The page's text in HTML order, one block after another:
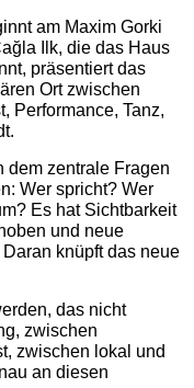
am Maxim Gorki
Ilk, die das Haus
präsentiert das
Ort zwischen
Performance, Tanz,
dem zentrale Fragen
Wer spricht? Wer
Es hat Sichtbarkeit
und neue
knüpft das neue
das nicht
zwischen
zwischen lokal und
an diesen